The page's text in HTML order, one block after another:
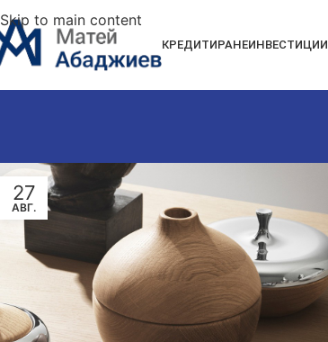
Skip to main content
КРЕДИТИРАНЕИНВЕСТИЦИИ
27
АВГ.